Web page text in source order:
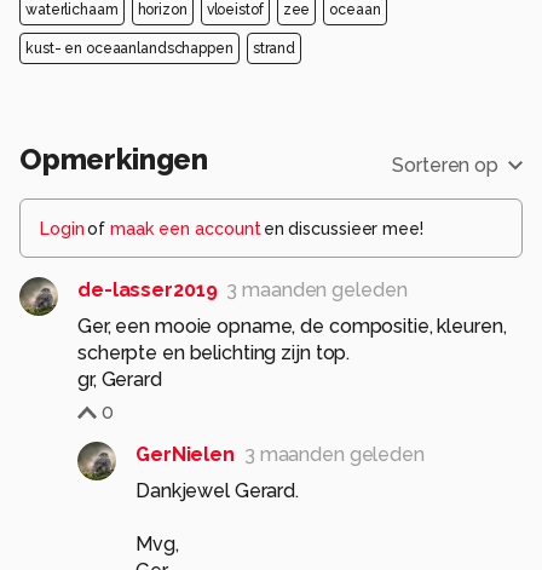
waterlichaam horizon vloeistof zee oceaan
kust- en oceaanlandschappen strand
Opmerkingen Sorteren op
Loginof maak een account en discussieer mee!
de-lasser2019 3 maanden geleden
Ger, een mooie opname, de compositie, kleuren,
scherpte en belichting zijn top.
0
GerNielen 3 maanden geleden
Dankjewel Gerard.
Mvg,